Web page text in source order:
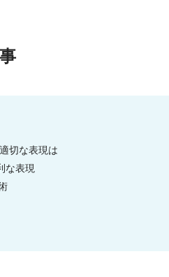
切な表現は
な表現